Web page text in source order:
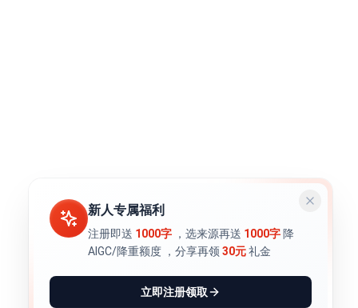
新人专属福利
注册即送 1000字 ，选来源再送 1000字 降
AIGC/降重额度 ，分享再领30元礼金
立即注册领取